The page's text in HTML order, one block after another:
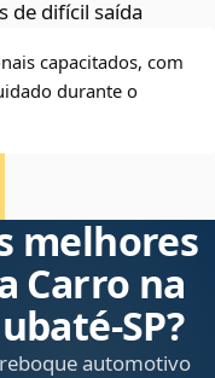
de difícil saída
capacitados, com
durante o
melhores
Carro na
automotivo